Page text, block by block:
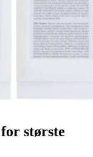
største